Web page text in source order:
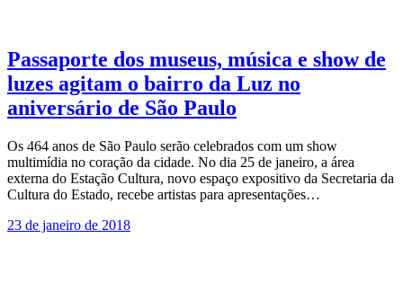
Passaporte dos museus, música e show de
luzes agitam o bairro da Luz no
aniversário de São Paulo
Os 464 anos de São Paulo serão celebrados com um show
multimídia no coração da cidade. No dia 25 de janeiro, a área
externa do Estação Cultura, novo espaço expositivo da Secretaria da
Cultura do Estado, recebe artistas para apresentações…
23 de janeiro de 2018